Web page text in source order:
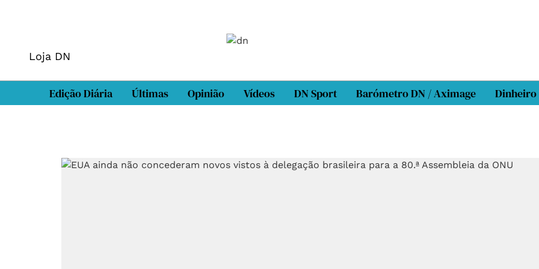
Loja DN
Edição Diária Últimas Opinião Vídeos DN Sport Barómetro DN / Aximage Dinheiro